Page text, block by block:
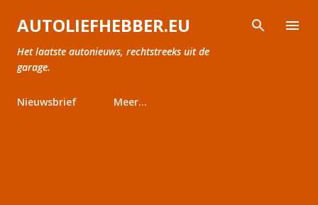
Doorgaan naar hoofdcontent
AUTOLIEFHEBBER.EU
Het laatste autonieuws, rechtstreeks uit de
garage.
Nieuwsbrief Meer…